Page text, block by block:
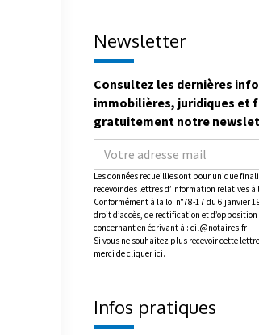
Newsletter
Consultez les dernières
immobilières, juridiques et
gratuitement notre
Les données recueillies ont pour unique
recevoir des lettres d’information relatives
Conformément à la loi n°78-17 du 6 janvier
droit d’accès, de rectification et d’opposition
concernant en écrivant à : cil@notaires.fr
Si vous ne souhaitez plus recevoir cette
merci de cliquer ici.
Infos pratiques